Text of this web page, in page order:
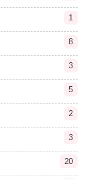
1
8
3
5
2
3
20